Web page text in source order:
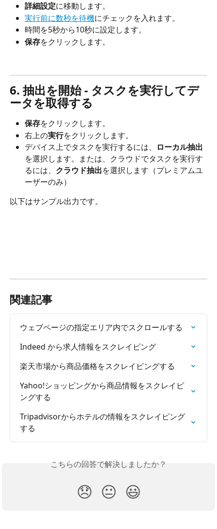
詳細設定に移動します。
実行前に数秒を待機にチェックを入れます。
時間を5秒から10秒に設定します。
保存をクリックします。
6. 抽出を開始 - タスクを実行してデ
ータを取得する
保存をクリックします。
右上の実行をクリックします。
デバイス上でタスクを実行するには、
ローカル抽出
を選択します。または、クラウドでタスクを実行す
るには、 クラウド抽出を選択します（プレミアムユ
ーザーのみ）
以下はサンプル出力です。
関連記事
ウェブページの指定エリア内でスクロールする
Indeed から求人情報をスクレイピング
楽天市場から商品価格をスクレイピングする
Yahoo!ショッピングから商品情報をスクレイピ
ングする
Tripadvisorからホテルの情報をスクレイピング
する
こちらの回答で解決しましたか？
😞 😐 😃